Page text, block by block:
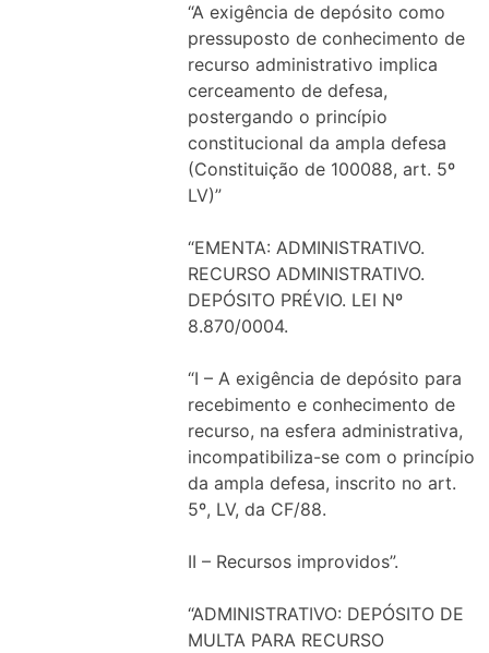
“A exigência de depósito como
pressuposto de conhecimento de
recurso administrativo implica
cerceamento de defesa,
postergando o princípio
constitucional da ampla defesa
(Constituição de 100088, art. 5º
LV)”
“EMENTA: ADMINISTRATIVO.
RECURSO ADMINISTRATIVO.
DEPÓSITO PRÉVIO. LEI Nº
8.870/0004.
“I – A exigência de depósito para
recebimento e conhecimento de
recurso, na esfera administrativa,
incompatibiliza-se com o princípio
da ampla defesa, inscrito no art.
5º, LV, da CF/88.
II – Recursos improvidos”.
“ADMINISTRATIVO: DEPÓSITO DE
MULTA PARA RECURSO